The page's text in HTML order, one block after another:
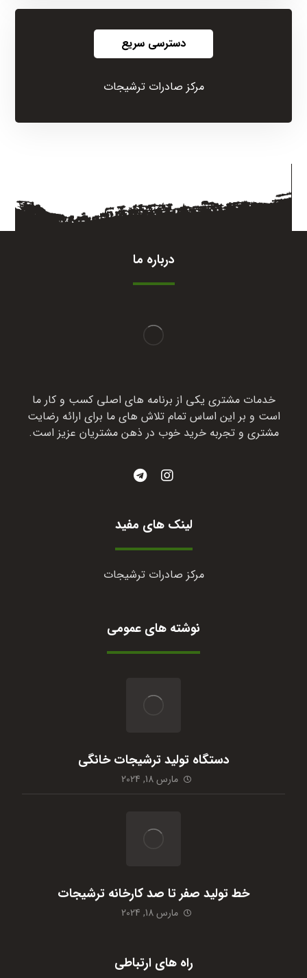
دسترسی سریع
مرکز صادرات ترشیجات
درباره ما
خدمات مشتری یکی از برنامه های اصلی کسب و کار ما
است و بر این اساس تمام تلاش های ما برای ارائه رضایت
مشتری و تجربه خرید خوب در ذهن مشتریان عزیز است.
لینک های مفید
مرکز صادرات ترشیجات
نوشته های عمومی
دستگاه تولید ترشیجات خانگی
مارس 18, 2024
خط تولید صفر تا صد کارخانه ترشیجات
مارس 18, 2024
راه های ارتباطی